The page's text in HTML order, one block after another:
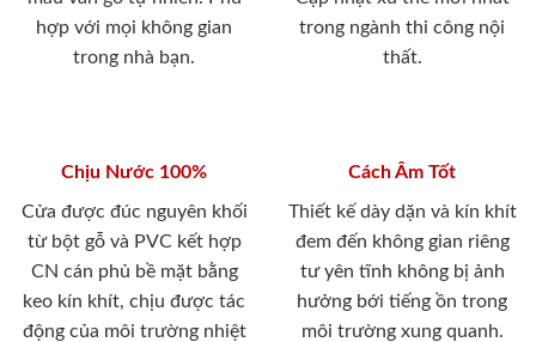
hợp với mọi không gian
trong nhà bạn.
trong ngành thi công nội
thất.
Chịu Nước 100%
Cửa được đúc nguyên khối
từ bột gỗ và PVC kết hợp
CN cán phủ bề mặt bằng
keo kín khít, chịu được tác
động của môi trường nhiệt
Cách Âm Tốt
Thiết kế dày dặn và kín khít
đem đến không gian riêng
tư yên tĩnh không bị ảnh
hưởng bới tiếng ồn trong
môi trường xung quanh.